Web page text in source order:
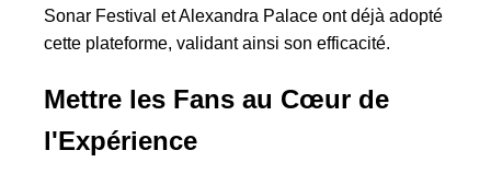
Sonar Festival et Alexandra Palace ont déjà adopté
cette plateforme, validant ainsi son efficacité.
Mettre les Fans au Cœur de
l'Expérience